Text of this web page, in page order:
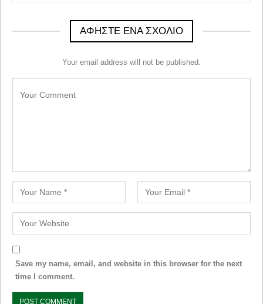
ΑΦΉΣΤΕ ΈΝΑ ΣΧΌΛΙΟ
Your email address will not be published.
Save my name, email, and website in this browser for the next
time I comment.